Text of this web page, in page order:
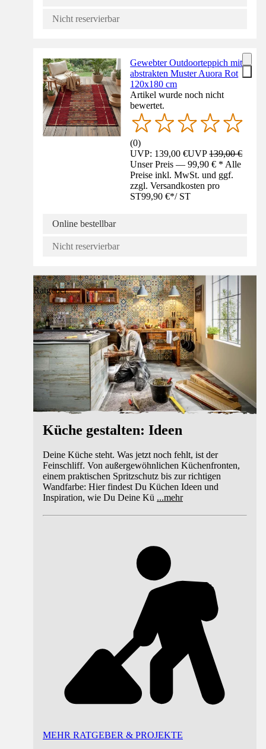
Nicht reservierbar
Gewebter Outdoorteppich mit
abstrakten Muster Auora Rot
120x180 cm
Artikel wurde noch nicht
bewertet.
(0)
UVP: 139,00 €UVP139,00 €
Unser Preis — 99,90 € * Alle
Preise inkl. MwSt. und ggf.
zzgl. Versandkosten pro
ST99,90 €*/ ST
Online bestellbar
Nicht reservierbar
Ratgeber
Küche gestalten: Ideen
Deine Küche steht. Was jetzt noch fehlt, ist der
Feinschliff. Von außergewöhnlichen Küchenfronten,
einem praktischen Spritzschutz bis zur richtigen
Wandfarbe: Hier findest Du Küchen Ideen und
Inspiration, wie Du Deine Kü ...mehr
MEHR RATGEBER & PROJEKTE